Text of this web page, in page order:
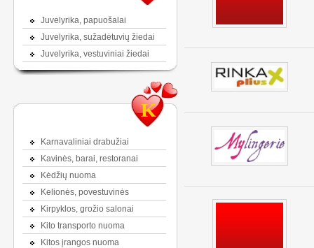
Juvelyrika, papuošalai
Juvelyrika, sužadėtuvių žiedai
Juvelyrika, vestuviniai žiedai
K
Karnavaliniai drabužiai
Kavinės, barai, restoranai
Kėdžių nuoma
Kelionės, povestuvinės
Kirpyklos, grožio salonai
Kito transporto nuoma
Kitos įrangos nuoma